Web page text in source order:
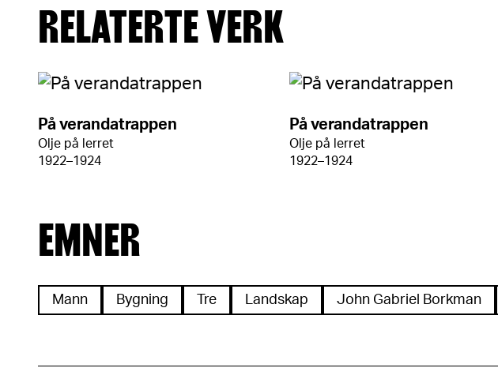
RELATERTE VERK
På verandatrappen
Olje på lerret
1922–1924
På verandatrappen
Olje på lerret
1922–1924
EMNER
Mann Bygning Tre Landskap John Gabriel Borkman